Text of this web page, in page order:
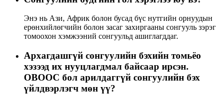
Энэ нь Ази, Африк болон бусад бүс нутгийн орнуудын
ерөнхийлөгчийн болон засаг захиргааны сонгууль зэрэг
томоохон хэмжээний сонгуульд ашиглагддаг.
Архагдашгүй сонгуулийн бэхийн томьёо
хэзээд их нууцлагдмал байсаар ирсэн.
OBOOC бол арилдаггүй сонгуулийн бэх
үйлдвэрлэгч мөн үү?